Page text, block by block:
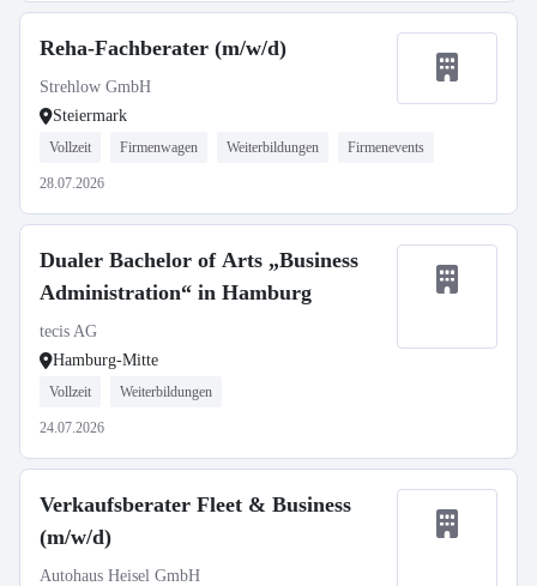
Reha-Fachberater (m/w/d)
Strehlow GmbH
Steiermark
Vollzeit Firmenwagen Weiterbildungen Firmenevents
28.07.2026
Dualer Bachelor of Arts „Business
Administration“ in Hamburg
tecis AG
Hamburg-Mitte
Vollzeit Weiterbildungen
24.07.2026
Verkaufsberater Fleet & Business
(m/w/d)
Autohaus Heisel GmbH